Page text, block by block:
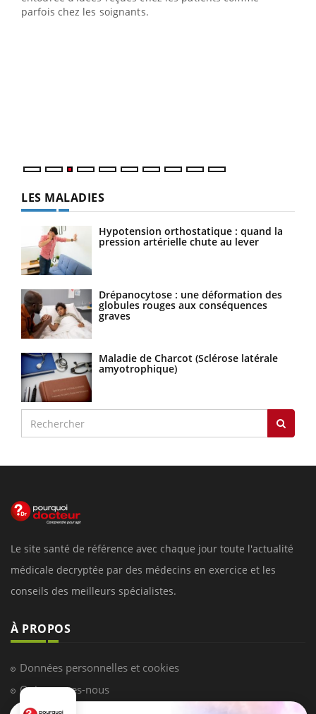
parfois chez les soignants.
LES MALADIES
Hypotension orthostatique : quand la
pression artérielle chute au lever
Drépanocytose : une déformation des
globules rouges aux conséquences
graves
Maladie de Charcot (Sclérose latérale
amyotrophique)
Le site santé de référence avec chaque jour toute l'actualité
médicale decryptée par des médecins en exercice et les
conseils des meilleurs spécialistes.
À PROPOS
Données personnelles et cookies
Qui sommes-nous